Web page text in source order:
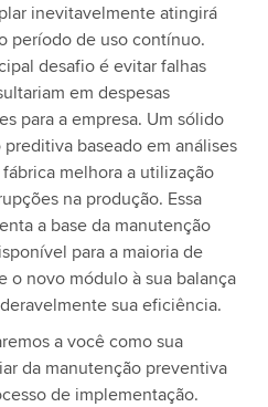
inevitavelmente atingirá
período de uso contínuo.
desafio é evitar falhas
em despesas
para a empresa. Um sólido
baseado em análises
melhora a utilização
na produção. Essa
a base da manutenção
para a maioria de
o novo módulo à sua balança
sua eficiência.
a você como sua
da manutenção preventiva
de implementação.